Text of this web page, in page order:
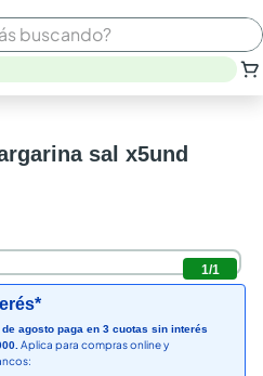
sal x5und
1/1
agosto paga en 3 cuotas sin interés
Aplica para compras online y